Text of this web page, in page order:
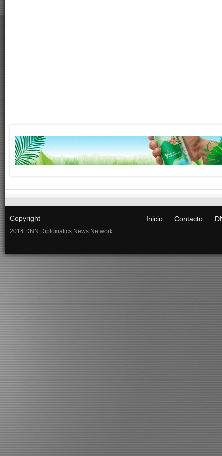
Copyright
2014 DNN Diplomatics News Network
Inicio Contacto